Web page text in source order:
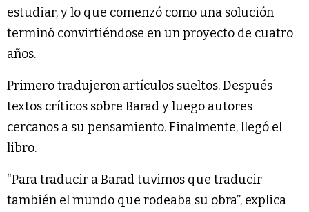
estudiar, y lo que comenzó como una solución
terminó convirtiéndose en un proyecto de cuatro
años.
Primero tradujeron artículos sueltos. Después
textos críticos sobre Barad y luego autores
cercanos a su pensamiento. Finalmente, llegó el
libro.
“Para traducir a Barad tuvimos que traducir
también el mundo que rodeaba su obra”, explica